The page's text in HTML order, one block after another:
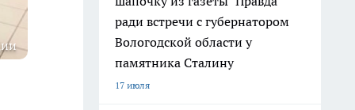
ради встречи с губернатором
Вологодской области у
памятника Сталину
17 июля